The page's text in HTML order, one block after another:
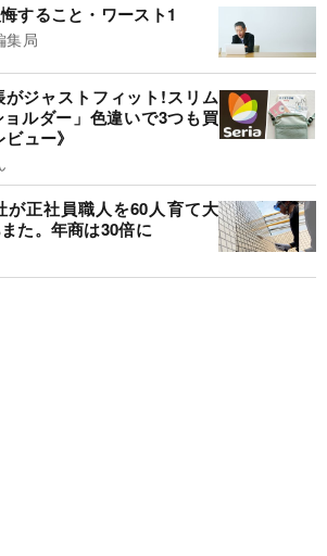
すること・ワースト1
集局
がジャストフィット!スリム
ルダー」色違いで3つも買
ュー》
が正社員職人を60人育て大
た。年商は30倍に